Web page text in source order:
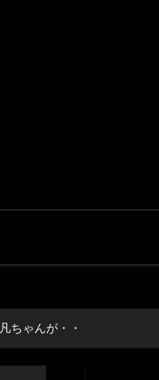
凡ちゃんが・・